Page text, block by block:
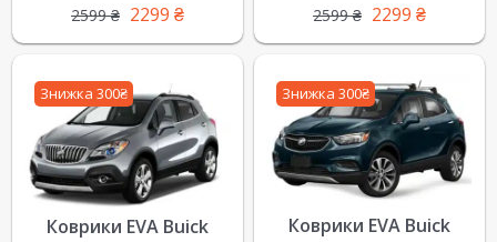
2599₴ 2299 ₴ 2599₴ 2299 ₴
Знижка 300₴
Коврики EVA Buick
Знижка 300₴
Коврики EVA Buick